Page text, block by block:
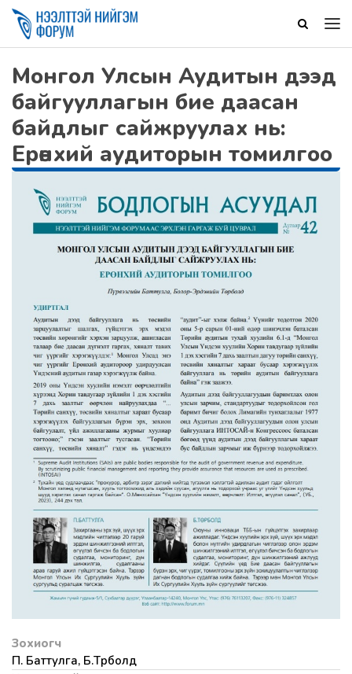
Монгол Улсын Аудитын дээд
байгууллагын бие даасан
байдлыг сайжруулах нь:
Ерөнхий аудиторын томилгоо
Зохиогч
П. Баттулга, Б.Төрболд